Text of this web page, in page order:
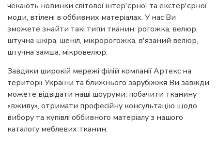
чекають новинки світової інтер'єрної та екстер'єрної
моди, втілені в оббивних матеріалах. У нас Ви
зможете знайти такі типи тканин: рогожка, велюр,
штучна шкіра, шеніл, мікророгожка, в'язаний велюр,
штучна замша, мікровелюр.
Завдяки широкій мережі філій компанії Артекс на
території України та ближнього зарубіжжя Ви завжди
можете відвідати наші шоуруми, побачити тканину
«вживу», отримати професійну консультацію щодо
вибору та купівлі оббивного матеріалу з нашого
каталогу меблевих тканин.